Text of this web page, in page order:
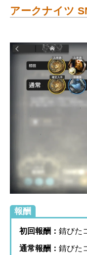
アークナイツ
報酬
初回報酬： 錆びた
通常報酬： 錆びた